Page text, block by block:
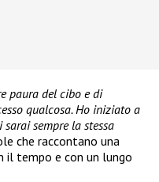
paura del cibo e di
qualcosa. Ho iniziato a
sempre la stessa
che raccontano una
il tempo e con un lungo